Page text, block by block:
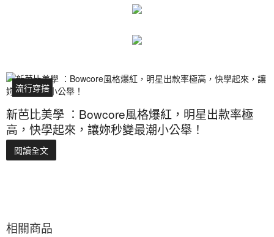
流行穿搭
新芭比美學 ：Bowcore風格爆紅，明星出款率極
高，快學起來，讓妳秒變最潮小公舉！
閱讀全文
相關商品